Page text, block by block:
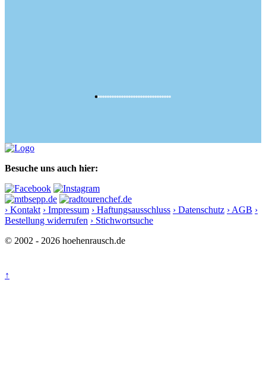
Besuche uns auch hier:
› Kontakt › Impressum › Haftungsausschluss › Datenschutz › AGB ›
Bestellung widerrufen › Stichwortsuche
© 2002 - 2026 hoehenrausch.de
↑